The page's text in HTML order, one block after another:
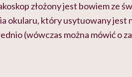
złożony jest bowiem ze
okularu, który usytuowany jest
(wówczas można mówić o